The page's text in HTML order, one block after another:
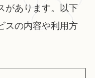
があります。以下
スの内容や利用方